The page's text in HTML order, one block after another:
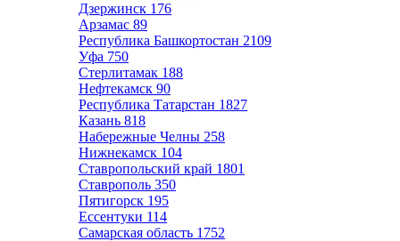
Дзержинск 176
Арзамас 89
Республика Башкортостан 2109
Уфа 750
Стерлитамак 188
Нефтекамск 90
Республика Татарстан 1827
Казань 818
Набережные Челны 258
Нижнекамск 104
Ставропольский край 1801
Ставрополь 350
Пятигорск 195
Ессентуки 114
Самарская область 1752